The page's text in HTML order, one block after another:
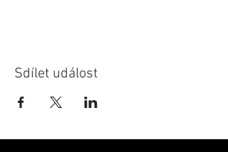
Sdílet událost